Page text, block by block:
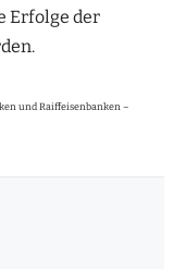
Erfolge der
und Raiffeisenbanken –